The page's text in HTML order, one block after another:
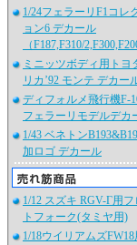
1/24フェラーリF1コレ
ョン6 デカール
（F187,F310/
ミニッツボディ用トヨ
リカ’92 モンテ デカー
ディフォルメ飛行機F-
フェラーリモデルデカ
1/43 ベネトン
加ロゴ デカール
1/12 スズキ RGV-Γ用フ
トフォーク(タミヤ用)
1/18ウイリアムズFW18